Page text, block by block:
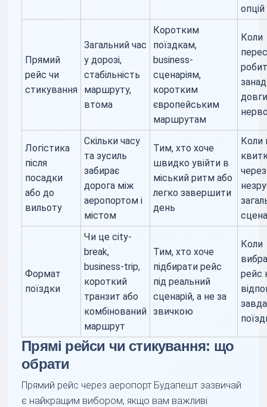
опцій
Прямий
рейс чи
стикування
Загальний час
у дорозі,
стабільність
маршруту,
втома
Коротким
поїздкам,
business-
сценаріям,
коротким
європейським
маршрутам
Коли
Логістика
після
посадки
або до
вильоту
Скільки часу
та зусиль
забирає
дорога між
аеропортом і
містом
Тим, хто хоче
швидко увійти в
міський ритм або
легко завершити
день
Коли
через
Формат
поїздки
Чи це city-
break,
business-trip,
короткий
транзит або
комбінований
маршрут
Тим, хто хоче
підбирати рейс
під реальний
сценарій, а не за
звичкою
Коли
рейс
Прямі рейси чи стикування: що
обрати
Прямий рейс через аеропорт Будапешт зазвичай
є найкращим вибором, якщо вам важливі